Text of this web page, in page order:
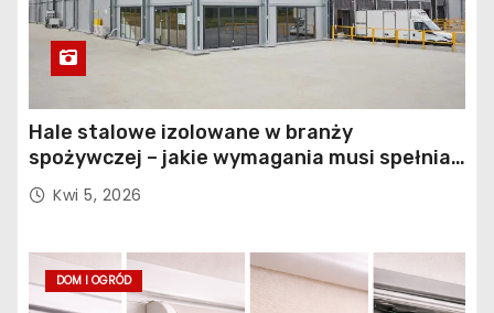
Hale stalowe izolowane w branży
spożywczej – jakie wymagania musi spełniać
konstrukcja obiektu?
Kwi 5, 2026
DOM I OGRÓD